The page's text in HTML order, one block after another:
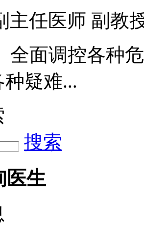
主任医师 副教
全面调控各种
疑难...
搜索
医生